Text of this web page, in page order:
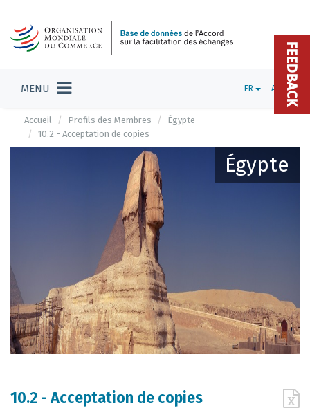
MENU FR ADMIN
Accueil Profils des Membres
Égypte
10.2 - Acceptation de copies
Égypte
10.2 - Acceptation de copies
FEEDBACK